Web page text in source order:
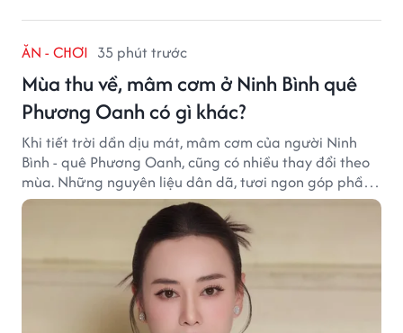
ĂN - CHƠI 35 phút trước
Mùa thu về, mâm cơm ở Ninh Bình quê
Phương Oanh có gì khác?
Khi tiết trời dần dịu mát, mâm cơm của người Ninh
Bình - quê Phương Oanh, cũng có nhiều thay đổi theo
mùa. Những nguyên liệu dân dã, tươi ngon góp phần
tạo nên hương vị bình dị nhưng đầy cuốn hút của vùng